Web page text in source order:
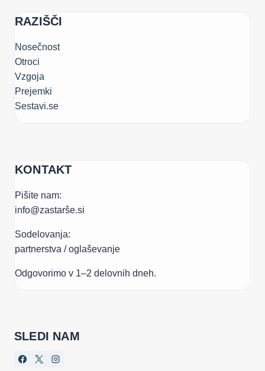
RAZIŠČI
Nosečnost
Otroci
Vzgoja
Prejemki
Sestavi.se
KONTAKT
Pišite nam:
info@zastarše.si
Sodelovanja:
partnerstva / oglaševanje
Odgovorimo v 1–2 delovnih dneh.
SLEDI NAM